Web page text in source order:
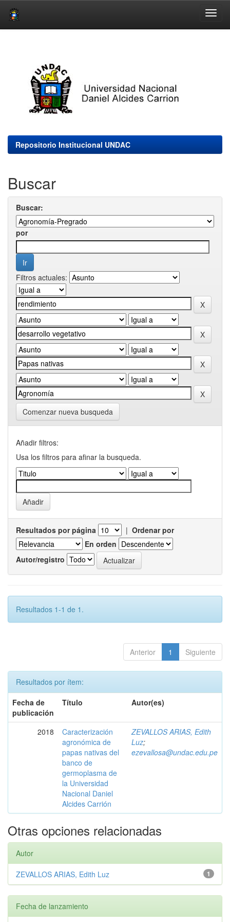
Repositorio Institucional UNDAC
Buscar
Buscar:
por
Filtros actuales:
Comenzar nueva busqueda
Añadir filtros:
Usa los filtros para afinar la busqueda.
Resultados por página | Ordenar por
En orden
Autor/registro
Resultados 1-1 de 1.
Anterior 1 Siguiente
Resultados por ítem:
Fecha de
publicación
Título Autor(es)
2018
Caracterización
agronómica de
papas nativas del
banco de
germoplasma de
la Universidad
Nacional Daniel
Alcides Carrión
ZEVALLOS ARIAS, Edith
Luz;
ezevallosa@undac.edu.pe
Otras opciones relacionadas
Autor
1
ZEVALLOS ARIAS, Edith Luz
Fecha de lanzamiento